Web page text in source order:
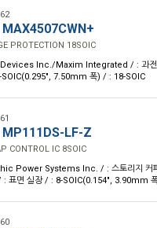
MAX4507CWN+
PROTECTION 18SOIC
Inc./Maxim Integrated / : 과전
SOIC(0.295", 7.50mm 폭) / : 18-SOIC
MP111DS-LF-Z
CONTROL IC 8SOIC
Power Systems Inc. / : 스토리지 커
: 표면 실장 / : 8-SOIC(0.154", 3.90mm